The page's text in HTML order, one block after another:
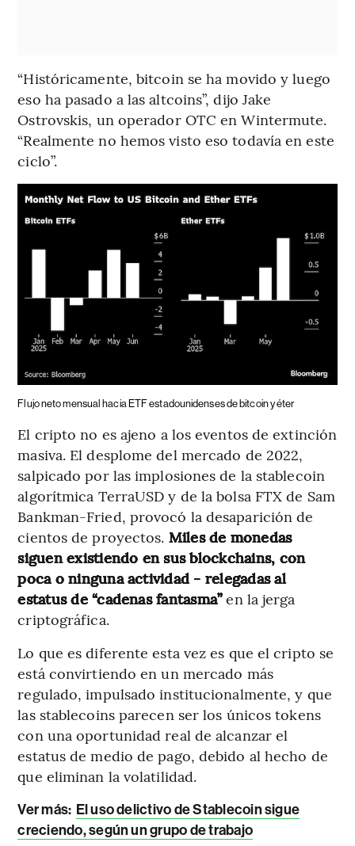
“Históricamente, bitcoin se ha movido y luego
eso ha pasado a las altcoins”, dijo Jake
Ostrovskis, un operador OTC en Wintermute.
“Realmente no hemos visto eso todavía en este
ciclo”.
Flujo neto mensual hacia ETF estadounidenses de bitcoin y éter
El cripto no es ajeno a los eventos de extinción
masiva. El desplome del mercado de 2022,
salpicado por las implosiones de la stablecoin
algorítmica TerraUSD y de la bolsa FTX de Sam
Bankman-Fried, provocó la desaparición de
cientos de proyectos. Miles de monedas
siguen existiendo en sus blockchains, con
poca o ninguna actividad - relegadas al
estatus de “cadenas fantasma”en la jerga
criptográfica.
Lo que es diferente esta vez es que el cripto se
está convirtiendo en un mercado más
regulado, impulsado institucionalmente, y que
las stablecoins parecen ser los únicos tokens
con una oportunidad real de alcanzar el
estatus de medio de pago, debido al hecho de
que eliminan la volatilidad.
Ver más: El uso delictivo de Stablecoin sigue
creciendo, según un grupo de trabajo